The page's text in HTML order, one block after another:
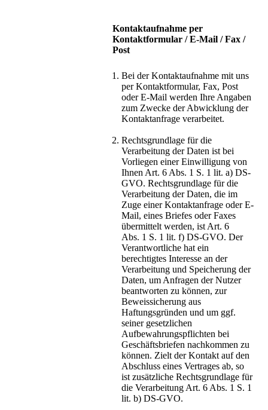
Kontaktaufnahme per
Kontaktformular / E-Mail / Fax /
Post
Bei der Kontaktaufnahme mit uns
per Kontaktformular, Fax, Post
oder E-Mail werden Ihre Angaben
zum Zwecke der Abwicklung der
Kontaktanfrage verarbeitet.
Rechtsgrundlage für die
Verarbeitung der Daten ist bei
Vorliegen einer Einwilligung von
Ihnen Art. 6 Abs. 1 S. 1 lit. a) DS-
GVO. Rechtsgrundlage für die
Verarbeitung der Daten, die im
Zuge einer Kontaktanfrage oder E-
Mail, eines Briefes oder Faxes
übermittelt werden, ist Art. 6
Abs. 1 S. 1 lit. f) DS-GVO. Der
Verantwortliche hat ein
berechtigtes Interesse an der
Verarbeitung und Speicherung der
Daten, um Anfragen der Nutzer
beantworten zu können, zur
Beweissicherung aus
Haftungsgründen und um ggf.
seiner gesetzlichen
Aufbewahrungspflichten bei
Geschäftsbriefen nachkommen zu
können. Zielt der Kontakt auf den
Abschluss eines Vertrages ab, so
ist zusätzliche Rechtsgrundlage für
die Verarbeitung Art. 6 Abs. 1 S. 1
lit. b) DS-GVO.